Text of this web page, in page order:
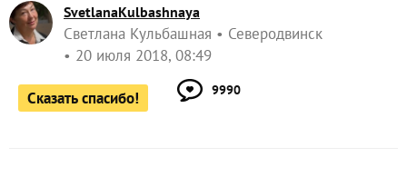
SvetlanaKulbashnaya
Светлана Кульбашная
Северодвинск
20 июля 2018, 08:49
Сказать спасибо! 9990